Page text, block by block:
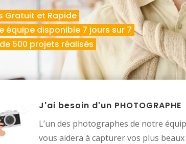
Gratuit et Rapide
équipe disponible 7 jours sur 7
500 projets réalisés
J'ai besoin d'un PHOTOGRAPHE
L’un des photographes de notre
vous aidera à capturer vos plus beaux